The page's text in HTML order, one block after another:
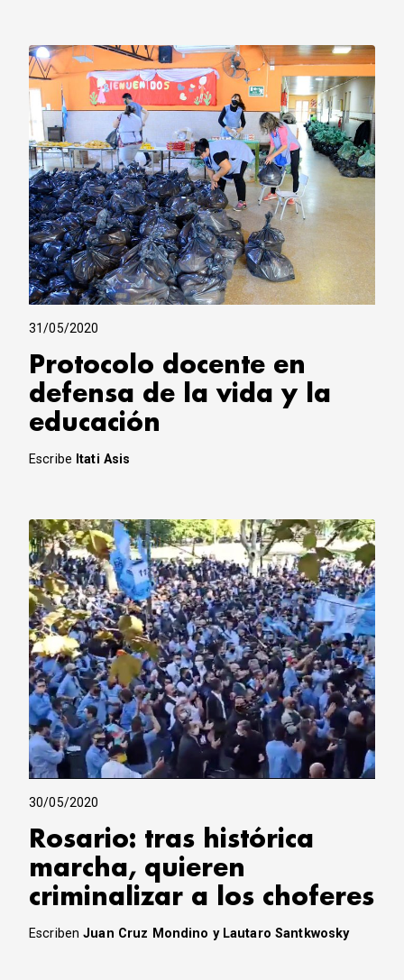
31/05/2020
Protocolo docente en
defensa de la vida y la
educación
Escribe Itati Asis
30/05/2020
Rosario: tras histórica
marcha, quieren
criminalizar a los choferes
EscribenJuan Cruz Mondino y Lautaro Santkwosky